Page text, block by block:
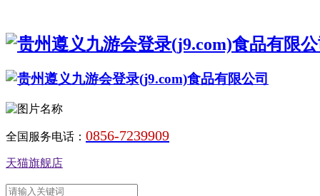
全国服务电话： 0856-7239909
天猫旗舰店